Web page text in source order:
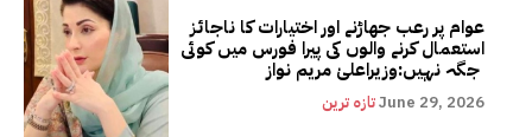
عوام پر رعب جھاڑنے اور اختیارات کا ناجائز
استعمال کرنے والوں کی پیرا فورس میں کوئی
تازہ ترینJune 29, 2026